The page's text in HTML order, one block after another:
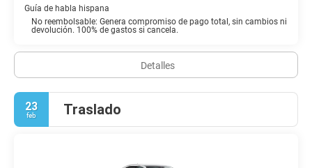
Guía de habla hispana
No reembolsable: Genera compromiso de pago total, sin cambios ni
devolución. 100% de gastos si cancela.
Detalles
23
feb Traslado